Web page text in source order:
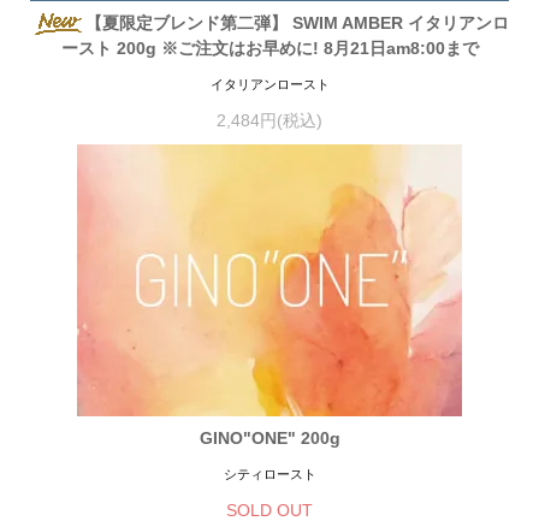
【夏限定ブレンド第二弾】 SWIM AMBER イタリアンロ
ースト 200g ※ご注文はお早めに! 8月21日am8:00まで
イタリアンロースト
2,484円(税込)
GINO"ONE" 200g
シティロースト
SOLD OUT